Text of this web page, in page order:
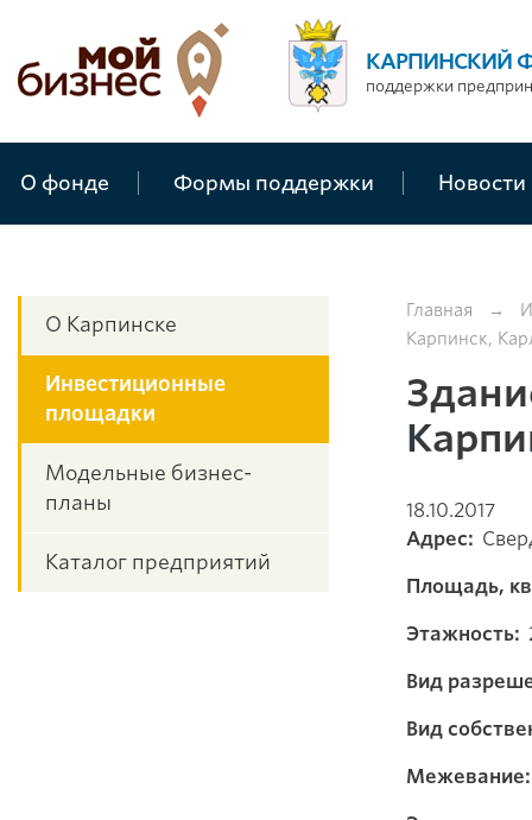
КАРПИНСКИЙ
поддержки
О фонде Формы поддержки Новости
О Карпинске
Инвестиционные
площадки
Модельные бизнес-
планы
Каталог предприятий
Главная →
Карпинск,
18.10.2017
Адрес:
Площадь,
Этажность:
Вид
Вид
Межевание: